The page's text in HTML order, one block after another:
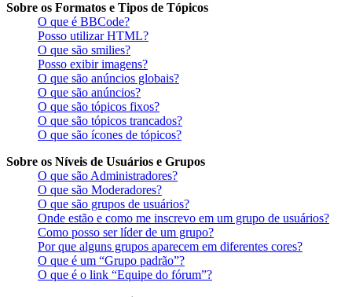
Sobre os Formatos e Tipos de Tópicos
O que é BBCode?
Posso utilizar HTML?
O que são smilies?
Posso exibir imagens?
O que são anúncios globais?
O que são anúncios?
O que são tópicos fixos?
O que são tópicos trancados?
O que são ícones de tópicos?
Sobre os Níveis de Usuários e Grupos
O que são Administradores?
O que são Moderadores?
O que são grupos de usuários?
Onde estão e como me inscrevo em um grupo de usuários?
Como posso ser líder de um grupo?
Por que alguns grupos aparecem em diferentes cores?
O que é um “Grupo padrão”?
O que é o link “Equipe do fórum”?